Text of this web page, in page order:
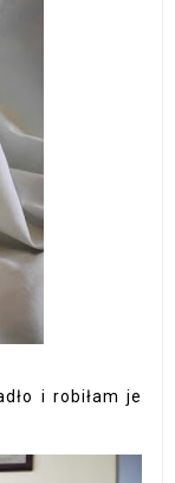
i robiłam je